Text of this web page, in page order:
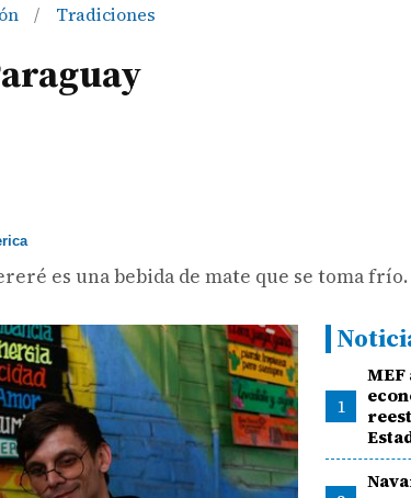
/ Tradiciones
es una bebida de mate que se toma frío.
1